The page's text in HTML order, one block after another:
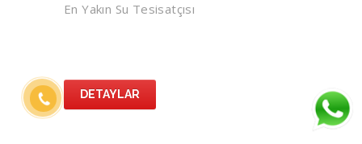
En Yakın Su Tesisatçısı
DETAYLAR